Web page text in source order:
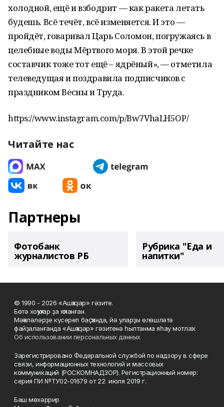
холодной, ещё и взбодрит — как ракета летать
будешь. Всё течёт, всё изменяется. И это —
пройдёт, говаривал Царь Соломон, погружаясь в
целебные воды Мёртвого моря. В этой речке
составчик тоже тот ещё – ядрёный», — отметила
телеведущая и поздравила подписчиков с
праздником Весны и Труда.
https://www.instagram.com/p/Bw7VhaLH5OP/
Читайте нас
Партнеры
Фотобанк
журналистов РБ
Рубрика "Еда и
напитки"
© 1990 - 2026 «Ашҡаҙар» гәзите.
Бөтә хоҡуҡтар ҙа яҡланған.
Мәҡәләләрҙе күсереп баҫҡанда, йә уларҙы өлөшләтә
файҙаланғанда «Ашҡаҙар» гәзитенә һылтанма яһау мотлаҡ.
Об использовании персональных данных
Зарегистрировано Федеральной службой по надзору в сфере
связи, информационных технологий и массовых
коммуникаций (РОСКОМНАДЗОР). Регистрационный номер:
серия ПИ №ТУ02-01679 от 22 июля 2019 г.
Баш мөхәррир